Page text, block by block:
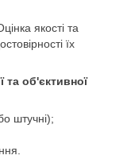
якості та
їх
та об'єктивної
штучні);